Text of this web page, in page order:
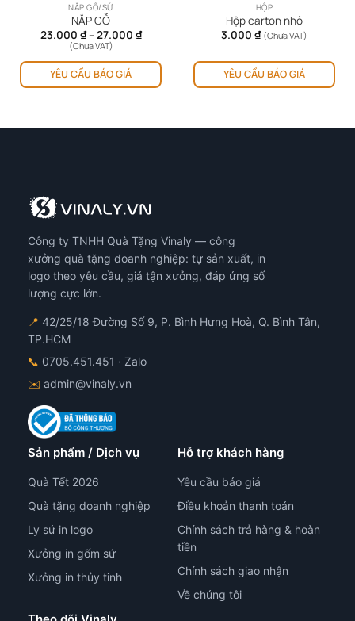
NẮP GỖ/SỨ
NẮP GỖ
23.000 ₫ –27.000 ₫Khoảng
23.000 ₫
27.000 ₫
(Chưa VAT)
YÊU CẦU BÁO GIÁ
thể
được
chọn
sản
HỘP
Hộp carton nhỏ
3.000 ₫ (Chưa VAT)
YÊU CẦU BÁO GIÁ
Công ty TNHH Quà Tặng Vinaly — công
xưởng quà tặng doanh nghiệp: tự sản xuất, in
logo theo yêu cầu, giá tận xưởng, đáp ứng số
lượng cực lớn.
📍 42/25/18 Đường Số 9, P. Bình Hưng Hoà, Q. Bình Tân,
TP.HCM
📞 0705.451.451 · Zalo
✉️ admin@vinaly.vn
Sản phẩm / Dịch vụ
Quà Tết 2026
Quà tặng doanh nghiệp
Ly sứ in logo
Xưởng in gốm sứ
Xưởng in thủy tinh
Hỗ trợ khách hàng
Yêu cầu báo giá
Điều khoản thanh toán
Chính sách trả hàng & hoàn
tiền
Chính sách giao nhận
Về chúng tôi